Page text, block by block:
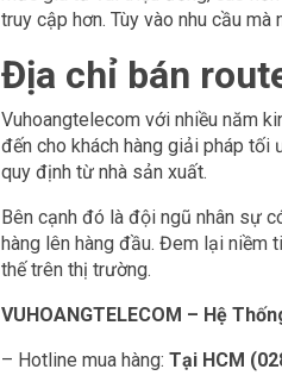
truy cập hơn. Tùy vào nhu cầu
Địa chỉ bán
Vuhoangtelecom với nhiều năm
đến cho khách hàng giải pháp tối
quy định từ nhà sản xuất.
Bên cạnh đó là đội ngũ nhân sự
hàng lên hàng đầu. Đem lại niềm
thế trên thị trường.
VUHOANGTELECOM – Hệ
– Hotline mua hàng: Tại HCM